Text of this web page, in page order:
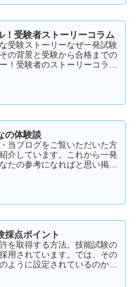
！受験者ストーリーコラム
受験ストーリーなぜ一発試験
の背景と受験から合格までの
！受験者のストーリーコラム
の体験談
当ブログをご覧いただいた方
介しています。これから一発
たの参考になればと思い掲載
採点ポイント
を取得する方法。技能試験の
用されています。では、その
ように設定されているのかご